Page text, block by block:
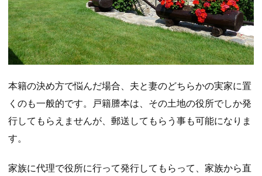
本籍の決め方で悩んだ場合、夫と妻のどちらかの実家に置
くのも一般的です。戸籍謄本は、その土地の役所でしか発
行してもらえませんが、郵送してもらう事も可能になりま
す。
家族に代理で役所に行って発行してもらって、家族から直